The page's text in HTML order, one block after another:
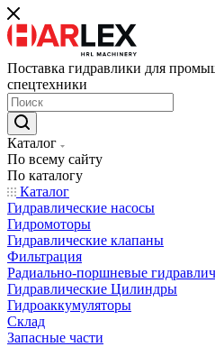
Поставка гидравлики для
спецтехники
Каталог
По всему сайту
По каталогу
Каталог
Гидравлические насосы
Гидромоторы
Гидравлические клапаны
Фильтрация
Радиально-поршневые
Гидравлические Цилиндры
Гидроаккумуляторы
Склад
Запасные части